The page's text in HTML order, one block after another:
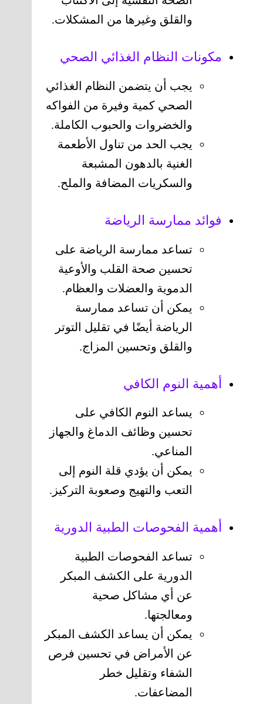
والقلق وغيرها من المشكلات.
مكونات النظام الغذائي الصحي
يجب أن يتضمن النظام الغذائي
الصحي كمية وفيرة من الفواكه
والخضروات والحبوب الكاملة.
يجب الحد من تناول الأطعمة
الغنية بالدهون المشبعة
والسكريات المضافة والملح.
فوائد ممارسة الرياضة
تساعد ممارسة الرياضة على
تحسين صحة القلب والأوعية
الدموية والعضلات والعظام.
يمكن أن تساعد ممارسة
الرياضة أيضًا في تقليل التوتر
والقلق وتحسين المزاج.
أهمية النوم الكافي
يساعد النوم الكافي على
تحسين وظائف الدماغ والجهاز
المناعي.
يمكن أن يؤدي قلة النوم إلى
التعب والتهيج وصعوبة التركيز.
أهمية الفحوصات الطبية الدورية
تساعد الفحوصات الطبية
الدورية على الكشف المبكر
عن أي مشاكل صحية
ومعالجتها.
يمكن أن يساعد الكشف المبكر
عن الأمراض في تحسين فرص
الشفاء وتقليل خطر
المضاعفات.